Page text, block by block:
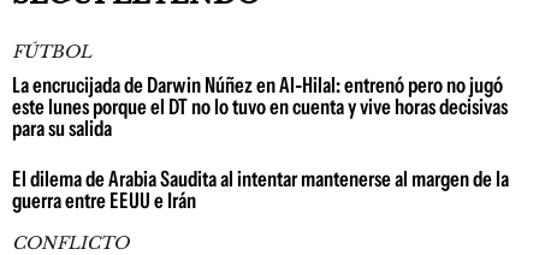
FÚTBOL
La encrucijada de Darwin Núñez en Al-Hilal: entrenó pero no jugó
este lunes porque el DT no lo tuvo en cuenta y vive horas decisivas
para su salida
El dilema de Arabia Saudita al intentar mantenerse al margen de la
guerra entre EEUU e Irán
CONFLICTO